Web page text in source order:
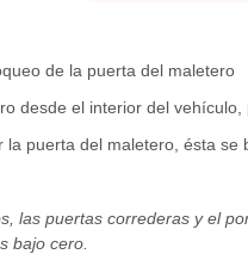
de la puerta del maletero
desde el interior del
puerta del maletero, ésta se
las puertas correderas y el
bajo cero.